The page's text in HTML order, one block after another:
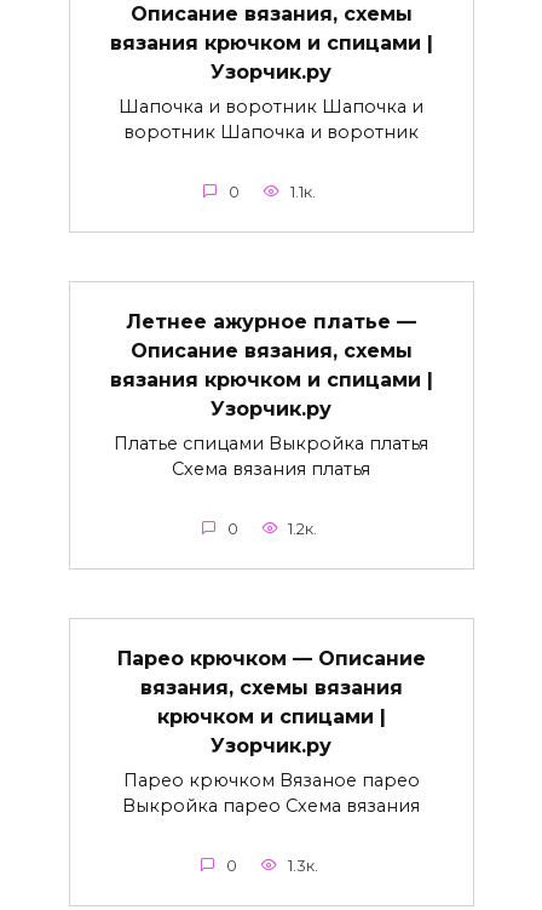
Описание вязания, схемы
вязания крючком и спицами |
Узорчик.ру
Шапочка и воротник Шапочка и
воротник Шапочка и воротник
0 1.1к.
Летнее ажурное платье —
Описание вязания, схемы
вязания крючком и спицами |
Узорчик.ру
Платье спицами Выкройка платья
Схема вязания платья
0 1.2к.
Парео крючком — Описание
вязания, схемы вязания
крючком и спицами |
Узорчик.ру
Парео крючком Вязаное парео
Выкройка парео Схема вязания
0 1.3к.